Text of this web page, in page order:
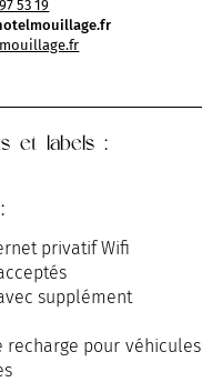
53 19
et labels :
privatif Wifi
supplément
recharge pour véhicules